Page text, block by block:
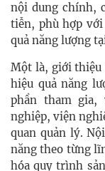
nội dung chính,
tiễn, phù hợp
quả năng lượng
Một là, giới thiệu
hiệu quả năng
phần tham
nghiệp, viện
quan quản lý.
năng theo từng
hóa quy trình